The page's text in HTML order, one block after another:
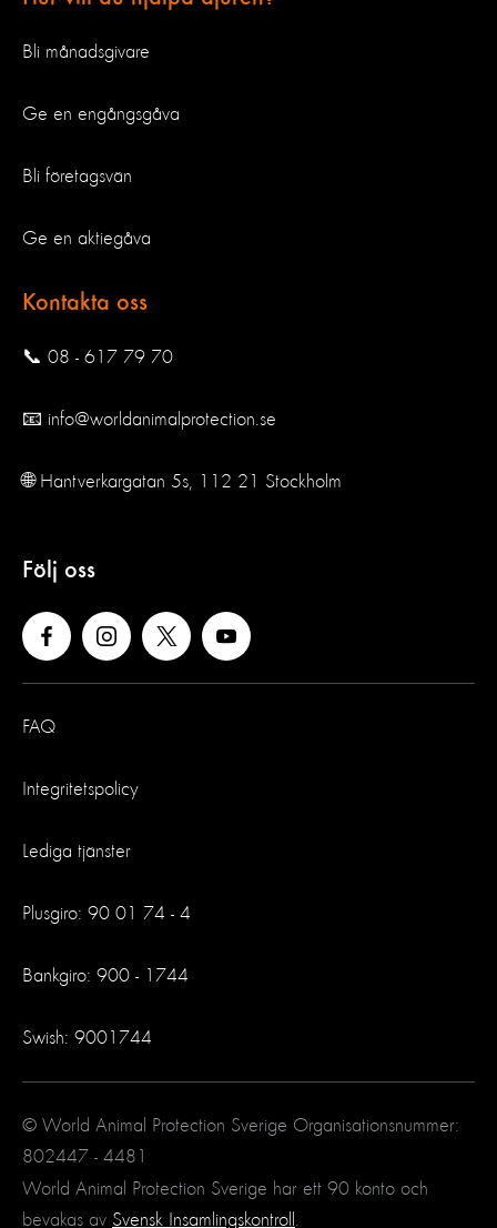
Bli månadsgivare
Ge en engångsgåva
Bli företagsvän
Ge en aktiegåva
Kontakta oss
📞 08 - 617 79 70
📧 info@worldanimalprotection.se
🌐 Hantverkargatan 5s, 112 21 Stockholm
Följ oss
FAQ
Integritetspolicy
Lediga tjänster
Plusgiro: 90 01 74 - 4
Bankgiro: 900 - 1744
Swish: 9001744
© World Animal Protection Sverige Organisationsnummer:
802447 - 4481
World Animal Protection Sverige har ett 90 konto och
bevakas av Svensk Insamlingskontroll